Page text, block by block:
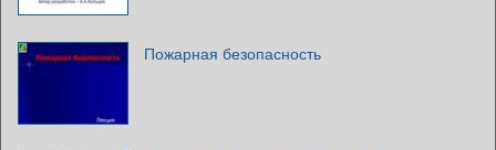
Пожарная безопасность